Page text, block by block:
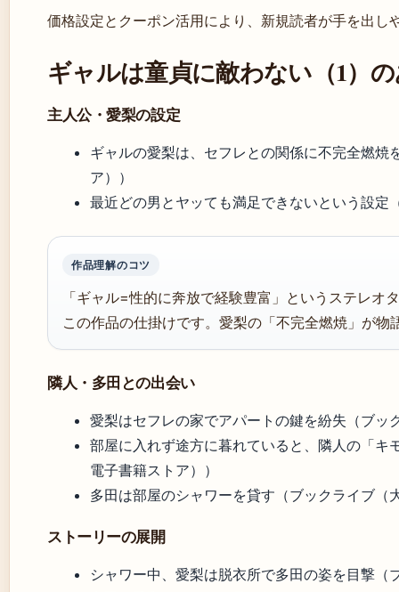
価格設定とクーポン活用により、新規読者が手を出し
ギャルは童貞に敵わない（1）
主人公・愛梨の設定
ギャルの愛梨は、セフレとの関係に不完全燃
ア））
最近どの男とヤッても満足できないという設
作品理解のコツ
「ギャル=性的に奔放で経験豊富」というステレオ
この作品の仕掛けです。愛梨の「不完全燃焼」が物
隣人・多田との出会い
愛梨はセフレの家でアパートの鍵を紛失（ブッ
部屋に入れず途方に暮れていると、隣人の「
電子書籍ストア））
多田は部屋のシャワーを貸す（ブックライブ（
ストーリーの展開
シャワー中、愛梨は脱衣所で多田の姿を目撃